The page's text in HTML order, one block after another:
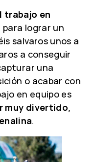
trabajo en
para lograr un
salvaros unos a
a conseguir
una
o acabar con
en equipo es
muy divertido,
.